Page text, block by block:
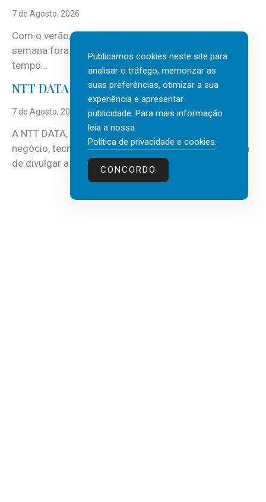
7 de Agosto, 2026
Com o verão, chegam também as férias, os fins-de-
semana fora e os dias em que a casa fica mais
tempo...
NTT DATA Insurtech Global Outlook 2026
7 de Agosto, 2026
A NTT DATA, consultora global em serviços de
negócio, tecnologia e inteligência artificial (IA), acaba
de divulgar a mais recente...
Publicamos cookies neste site para
analisar o tráfego, memorizar as
suas preferências, otimizar a sua
experiência e apresentar
publicidade. Para mais informação
leia a nossa
Política de privacidade e cookies.
CONCORDO